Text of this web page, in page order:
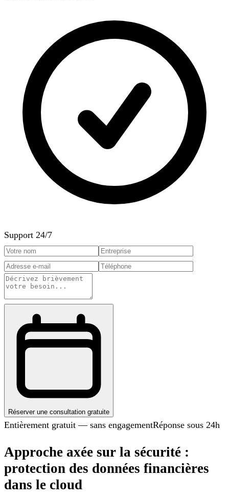
Support 24/7
Réserver une consultation gratuite
Entièrement gratuit — sans engagementRéponse sous 24h
Approche axée sur la sécurité :
protection des données financières
dans le cloud